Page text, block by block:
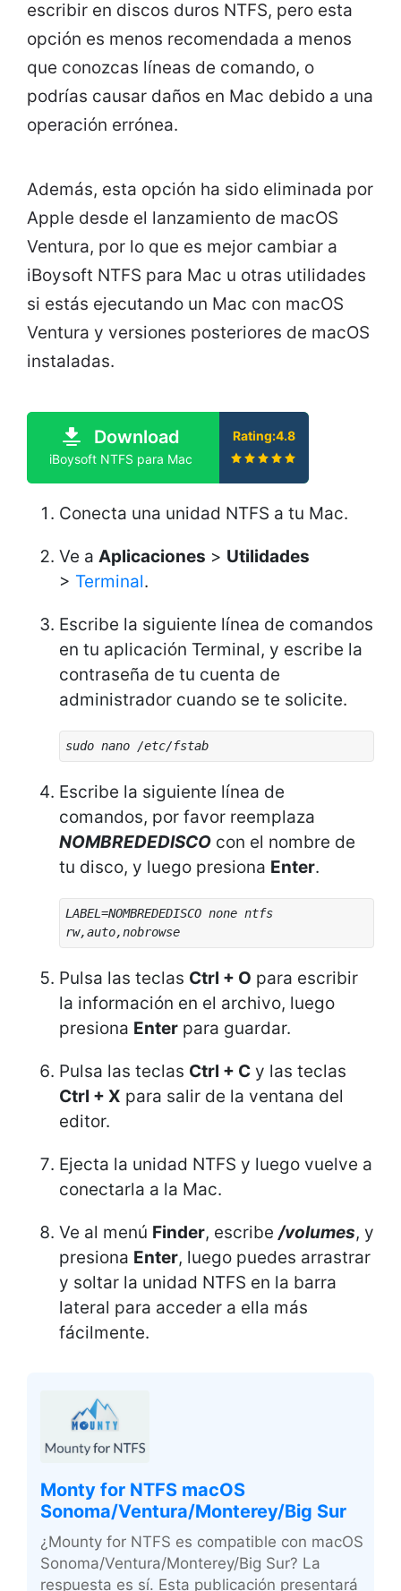
escribir en discos duros NTFS, pero esta
opción es menos recomendada a menos
que conozcas líneas de comando, o
podrías causar daños en Mac debido a una
operación errónea.
Además, esta opción ha sido eliminada por
Apple desde el lanzamiento de macOS
Ventura, por lo que es mejor cambiar a
iBoysoft NTFS para Mac u otras utilidades
si estás ejecutando un Mac con macOS
Ventura y versiones posteriores de macOS
instaladas.
Download
iBoysoft NTFS para Mac
Rating:4.8
Conecta una unidad NTFS a tu Mac.
Ve a Aplicaciones > Utilidades
> Terminal.
Escribe la siguiente línea de comandos
en tu aplicación Terminal, y escribe la
contraseña de tu cuenta de
administrador cuando se te solicite.
sudo nano /etc/fstab
Escribe la siguiente línea de
comandos, por favor reemplaza
NOMBREDEDISCO con el nombre de
tu disco, y luego presiona Enter.
LABEL=NOMBREDEDISCO none ntfs
rw,auto,nobrowse
Pulsa las teclas Ctrl + O para escribir
la información en el archivo, luego
presiona Enter para guardar.
Pulsa las teclas Ctrl + C y las teclas
Ctrl + X para salir de la ventana del
editor.
Ejecta la unidad NTFS y luego vuelve a
conectarla a la Mac.
Ve al menú Finder, escribe /volumes, y
presiona Enter, luego puedes arrastrar
y soltar la unidad NTFS en la barra
lateral para acceder a ella más
fácilmente.
Monty for NTFS macOS
Sonoma/Ventura/Monterey/Big Sur
¿Mounty for NTFS es compatible con macOS
Sonoma/Ventura/Monterey/Big Sur? La
respuesta es sí. Esta publicación presentará